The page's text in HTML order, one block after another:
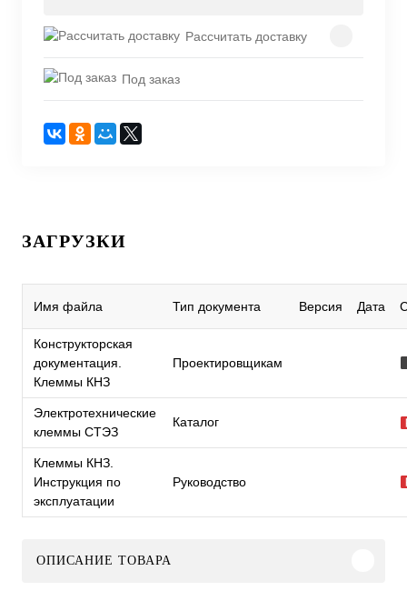
Рассчитать доставку
Под заказ
ЗАГРУЗКИ
Имя файла Тип документа Версия Дата
Конструкторская
документация.
Клеммы КНЗ
Проектировщикам
Электротехнические
клеммы СТЭЗ
Каталог
Клеммы КНЗ.
Инструкция по
эксплуатации
Руководство
ОПИСАНИЕ ТОВАРА